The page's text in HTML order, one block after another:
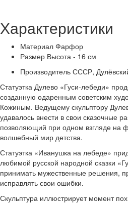
Характеристики
Материал Фарфор
Размер Высота - 16 см
Производитель СССР,
Статуэтка Дулево «Гуси-лебеди»
созданную одаренным советским
Кожиным. Ведущему скульптору
удавалось внести в свои сказочные
позволяющий при одном взгляде на
волшебный мир детства.
Статуэтка «Иванушка на лебеде»
любимой русской народной сказки
принимать мужественные решения,
исправлять свои ошибки.
Скульптура иллюстрирует момент